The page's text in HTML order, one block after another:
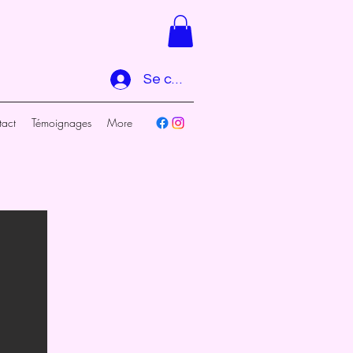
Se connecter
Témoignages More